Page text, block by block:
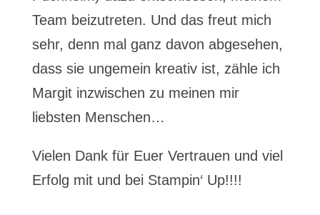
Team beizutreten. Und das freut mich
sehr, denn mal ganz davon abgesehen,
dass sie ungemein kreativ ist, zähle ich
Margit inzwischen zu meinen mir
liebsten Menschen…
Vielen Dank für Euer Vertrauen und viel
Erfolg mit und bei Stampin‘ Up!!!!